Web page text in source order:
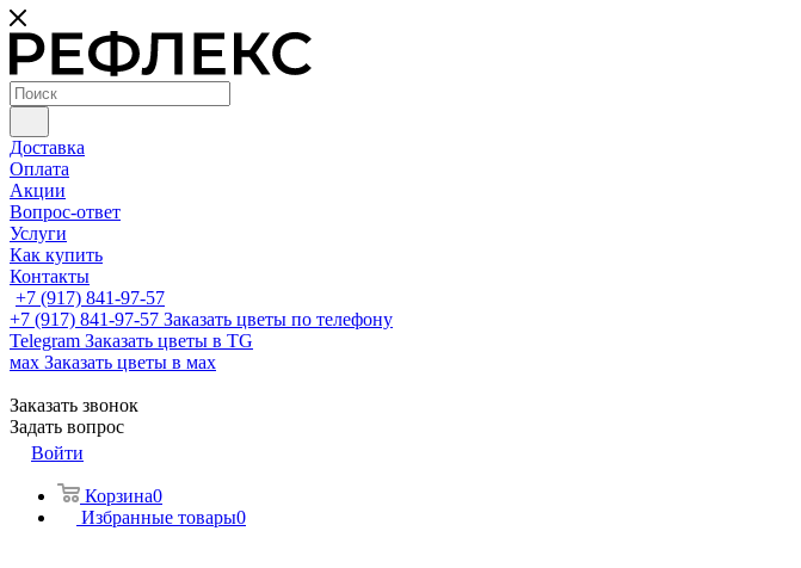
Доставка
Оплата
Акции
Вопрос-ответ
Услуги
Как купить
Контакты
+7 (917) 841-97-57
+7 (917) 841-97-57 Заказать цветы по телефону
Telegram Заказать цветы в TG
мах Заказать цветы в мах
Заказать звонок
Задать вопрос
Войти
Корзина0
Избранные товары0